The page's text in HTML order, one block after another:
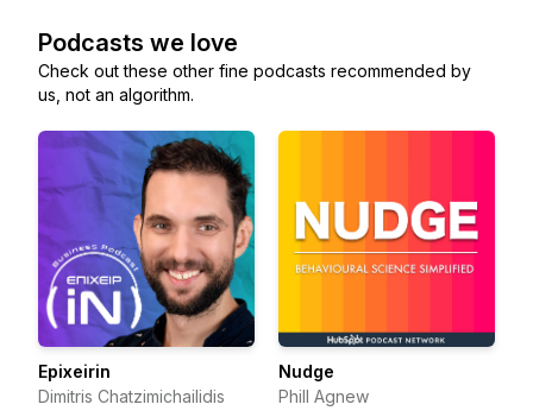
Podcasts we love
Check out these other fine podcasts recommended by
us, not an algorithm.
Epixeirin
Dimitris Chatzimichailidis
Nudge
Phill Agnew